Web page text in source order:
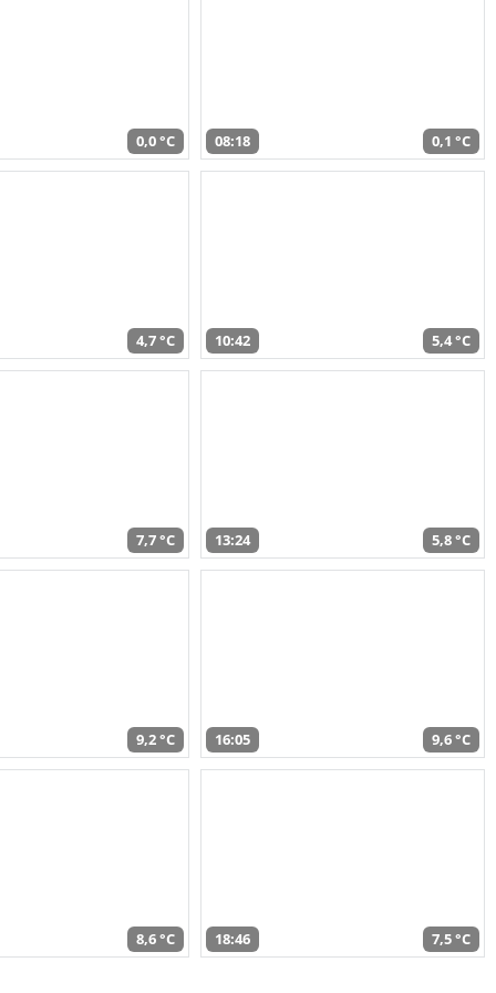
0,0 °C 08:18 0,1 °C
4,7 °C 10:42 5,4 °C
7,7 °C 13:24 5,8 °C
9,2 °C 16:05 9,6 °C
8,6 °C 18:46 7,5 °C